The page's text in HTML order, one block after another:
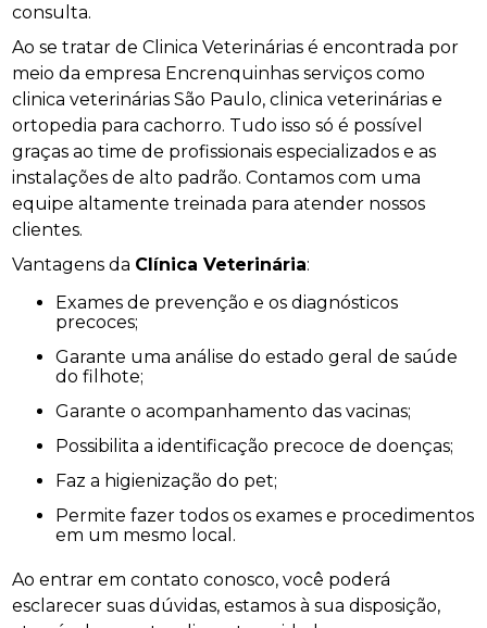
consulta.
Ao se tratar de Clinica Veterinárias é encontrada por
meio da empresa Encrenquinhas serviços como
clinica veterinárias São Paulo, clinica veterinárias e
ortopedia para cachorro. Tudo isso só é possível
graças ao time de profissionais especializados e as
instalações de alto padrão. Contamos com uma
equipe altamente treinada para atender nossos
clientes.
Vantagens da Clínica Veterinária:
Exames de prevenção e os diagnósticos
precoces;
Garante uma análise do estado geral de saúde
do filhote;
Garante o acompanhamento das vacinas;
Possibilita a identificação precoce de doenças;
Faz a higienização do pet;
Permite fazer todos os exames e procedimentos
em um mesmo local.
Ao entrar em contato conosco, você poderá
esclarecer suas dúvidas, estamos à sua disposição,